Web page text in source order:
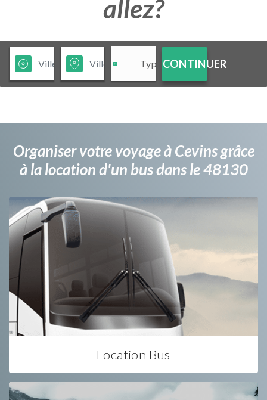
allez?
CONTINUER
Organiser votre voyage à Cevins grâce
à la location d'un bus dans le 48130
Location Bus